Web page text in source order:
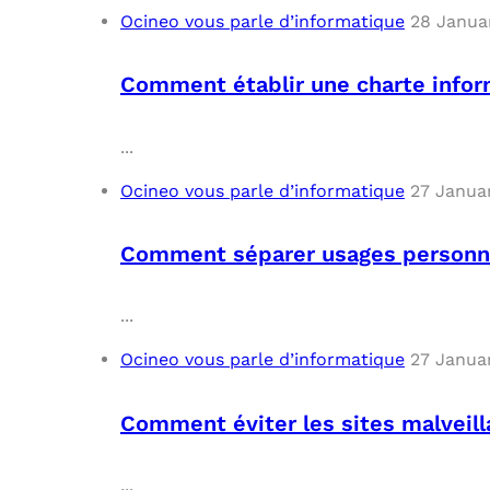
Ocineo vous parle d’informatique 28
Comment établir une charte
...
Ocineo vous parle d’informatique 27
Comment séparer usages
...
Ocineo vous parle d’informatique 27
Comment éviter les sites
...